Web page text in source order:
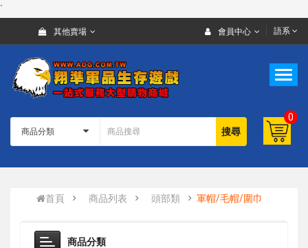
`
其他賣場 會員中心 語系
搜尋
0
首頁 商品列表 頭部類 軍帽/毛帽/圍巾
商品分類